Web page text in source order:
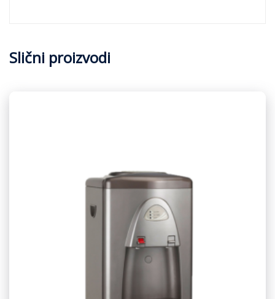
Slični proizvodi